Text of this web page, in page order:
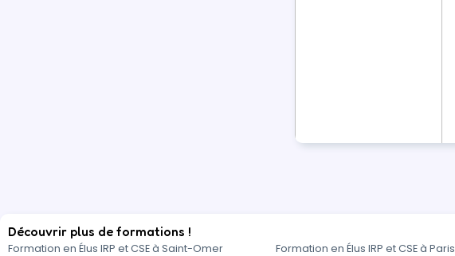
Découvrir plus de formations !
Formation en Élus IRP et CSE à Saint-Omer Formation en Élus IRP et CSE à Paris